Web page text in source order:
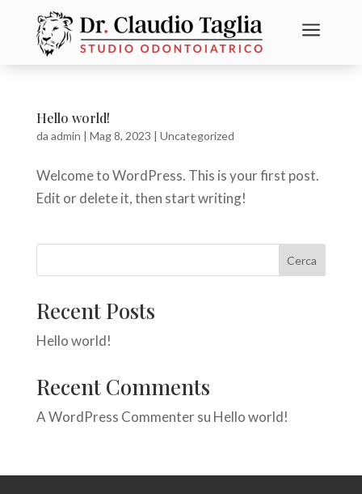
a
Hello world!
da admin | Mag 8, 2023 | Uncategorized
Welcome to WordPress. This is your first post.
Edit or delete it, then start writing!
Cerca
Recent Posts
Hello world!
Recent Comments
A WordPress Commentersu Hello world!